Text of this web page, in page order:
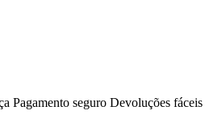
Pagamento seguro Devoluções fáceis